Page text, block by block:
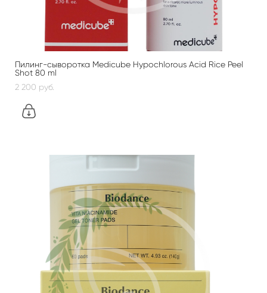
Пилинг-сыворотка Medicube Hypochlorous Acid Rice Peel
Shot 80 ml
2 200 pуб.